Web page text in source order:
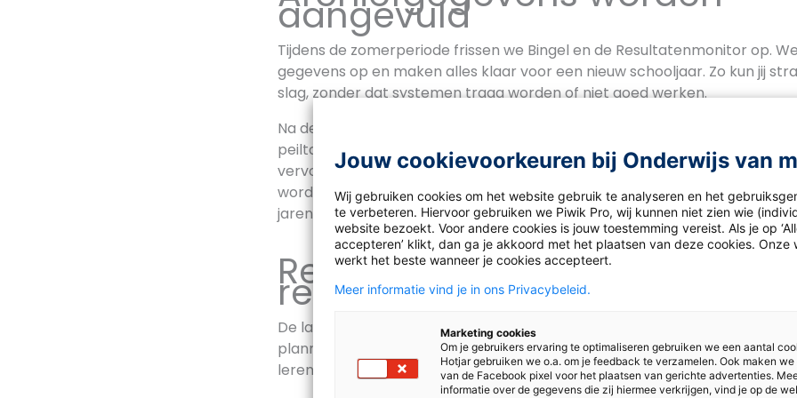
aangevuld
Tijdens de zomerperiode frissen we Bingel en de Resultatenmonitor op.
gegevens op en maken alles klaar voor een nieuw schooljaar. Zo kun jij
slag, zonder dat systemen traag worden of niet goed werken.
Na de zomer gaan we meteen van start: Bingel bepaalt dan het niveau
peiltaken in ‘Eigen taken’. Op basis van die resultaten worden automatisch
vervolgtaken klaargezet – helemaal afgestemd op het kind. De gegevens in
worden aangevuld. Je kunt in ‘Archief’ terugkijken naar de
jaren.
Rekenplezier met
rekenen
De laatste weken voor de zomervakantie zijn perfect om wat ruimte te
planning – wat is er dan leuker dan rekenen in spelvorm? Met de katernen
leren rekenen’ breng je beweging, plezier én leerdoelen samen in je
Jouw cookievoorkeuren bij Onderwijs van
Wij gebruiken cookies om het website gebruik te analyseren en het
te verbeteren. Hiervoor gebruiken we Piwik Pro, wij kunnen niet zien wie
website bezoekt. Voor andere cookies is jouw toestemming vereist. Als je op
accepteren’ klikt, dan ga je akkoord met het plaatsen van deze cookies. Onze
werkt het beste wanneer je cookies accepteert.
Meer informatie vind je in ons Privacybeleid.
Marketing cookies
Om je gebruikers ervaring te optimaliseren gebruiken we een aantal
Hotjar gebruiken we o.a. om je feedback te verzamelen. Ook maken we
van de Facebook pixel voor het plaatsen van gerichte advertenties.
informatie over de gegevens die zij hiermee verkrijgen, vind je op de